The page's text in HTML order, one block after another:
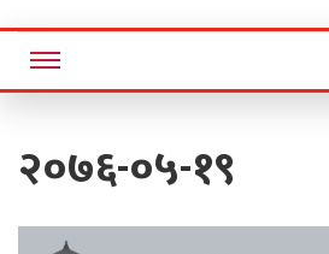
२०७६-०५-१९